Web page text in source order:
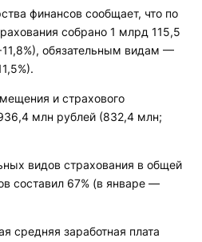
финансов сообщает, что по
собрано 1 млрд 115,5
обязательным видам —
и страхового
млн рублей (832,4 млн;
видов страхования в общей
составил 67% (в январе —
средняя заработная плата